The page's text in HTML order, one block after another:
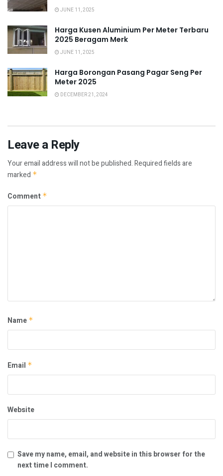
JUNE 11, 2025
Harga Kusen Aluminium Per Meter Terbaru
2025 Beragam Merk
JUNE 11, 2025
Harga Borongan Pasang Pagar Seng Per
Meter 2025
DECEMBER 21, 2024
Leave a Reply
Your email address will not be published.Required fields are
marked *
Comment *
Name *
Email *
Website
Save my name, email, and website in this browser for the
next time I comment.